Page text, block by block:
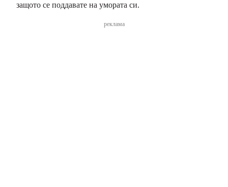
защото се поддавате на умората си.
реклама